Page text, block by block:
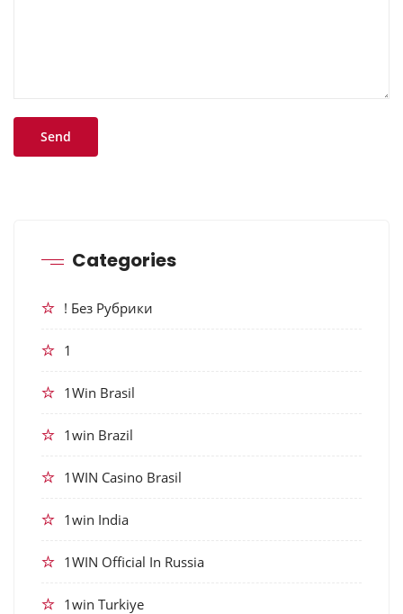
Categories
! Без Рубрики
1
1Win Brasil
1win Brazil
1WIN Casino Brasil
1win India
1WIN Official In Russia
1win Turkiye